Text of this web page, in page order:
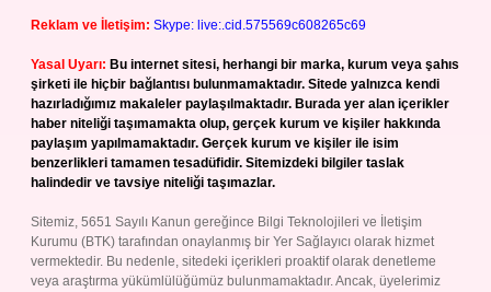
Reklam ve İletişim: Skype: live:.cid.575569c608265c69
Yasal Uyarı: Bu internet sitesi, herhangi bir marka, kurum veya şahıs
şirketi ile hiçbir bağlantısı bulunmamaktadır. Sitede yalnızca kendi
hazırladığımız makaleler paylaşılmaktadır. Burada yer alan içerikler
haber niteliği taşımamakta olup, gerçek kurum ve kişiler hakkında
paylaşım yapılmamaktadır. Gerçek kurum ve kişiler ile isim
benzerlikleri tamamen tesadüfidir. Sitemizdeki bilgiler taslak
halindedir ve tavsiye niteliği taşımazlar.
Sitemiz, 5651 Sayılı Kanun gereğince Bilgi Teknolojileri ve İletişim
Kurumu (BTK) tarafından onaylanmış bir Yer Sağlayıcı olarak hizmet
vermektedir. Bu nedenle, sitedeki içerikleri proaktif olarak denetleme
veya araştırma yükümlülüğümüz bulunmamaktadır. Ancak, üyelerimiz